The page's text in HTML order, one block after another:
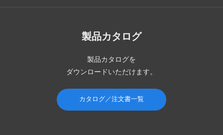
製品カタログ
製品カタログを
ダウンロードいただけます。
カタログ／注文書一覧